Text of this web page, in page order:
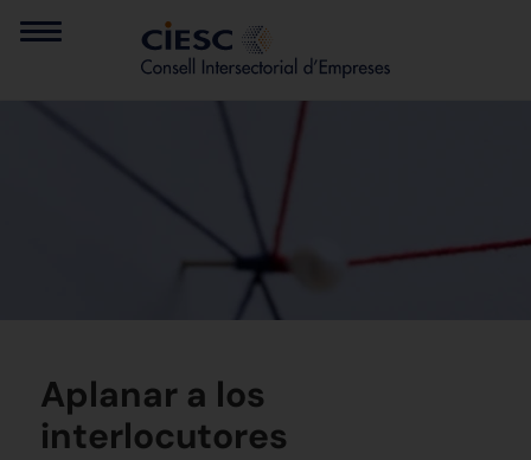
Aplanar a los
interlocutores